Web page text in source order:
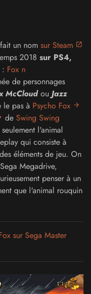
un nom sur Steam
2018 sur PS4,
: Fox n
de personnages
McCloudou Jazz
le pas à Psycho Fox
de Swing Swing
l'animal
qui consiste à
éléments de jeu. On
Megadrive,
penser à un
que l'animal rouquin
sur Sega Master